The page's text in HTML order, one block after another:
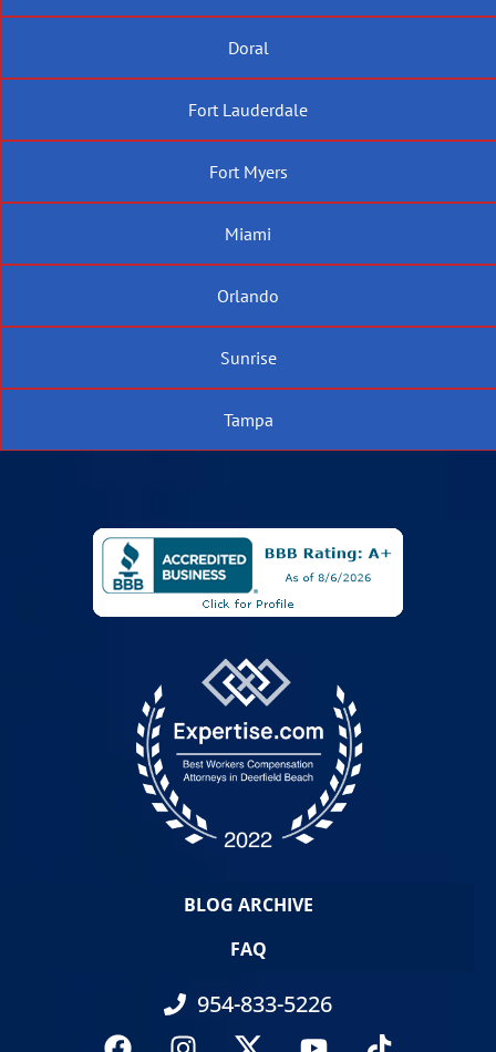
Doral
Fort Lauderdale
Fort Myers
Miami
Orlando
Sunrise
Tampa
BLOG ARCHIVE
FAQ
954-833-5226